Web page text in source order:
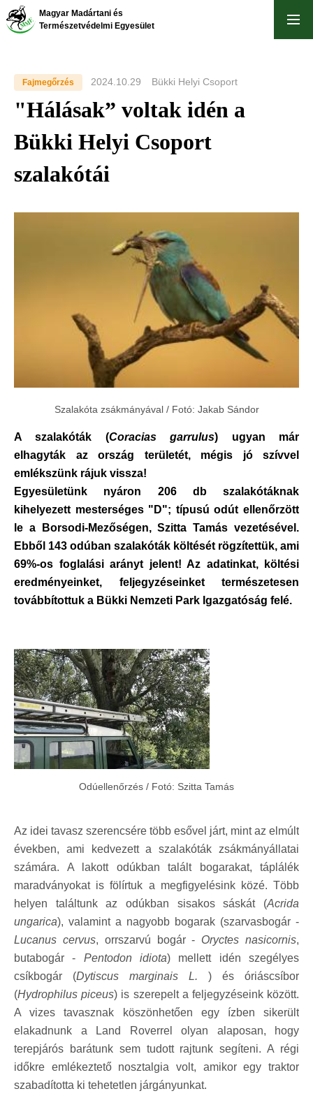
Ugrás
Magyar Madártani és
Természetvédelmi Egyesület
Fajmegőrzés 2024.10.29 Bükki Helyi Csoport
"Hálásak” voltak idén a
Bükki Helyi Csoport
szalakótái
Szalakóta zsákmányával / Fotó: Jakab Sándor
A szalakóták (Coracias garrulus) ugyan már
elhagyták az ország területét, mégis jó szívvel
emlékszünk rájuk vissza!
Egyesületünk nyáron 206 db szalakótáknak
kihelyezett mesterséges "D"; típusú odút ellenőrzött
le a Borsodi-Mezőségen, Szitta Tamás vezetésével.
Ebből 143 odúban szalakóták költését rögzítettük, ami
69%-os foglalási arányt jelent! Az adatinkat, költési
eredményeinket, feljegyzéseinket természetesen
továbbítottuk a Bükki Nemzeti Park Igazgatóság felé.
Odúellenőrzés / Fotó: Szitta Tamás
Az idei tavasz szerencsére több esővel járt, mint az elmúlt
években, ami kedvezett a szalakóták zsákmányállatai
számára. A lakott odúkban talált bogarakat, táplálék
maradványokat is fölírtuk a megfigyelésink közé. Több
helyen találtunk az odúkban sisakos sáskát (Acrida
ungarica), valamint a nagyobb bogarak (szarvasbogár -
Lucanus cervus, orrszarvú bogár - Oryctes nasicornis,
butabogár - Pentodon idiota) mellett idén szegélyes
csíkbogár (Dytiscus marginais L. ) és óriáscsíbor
(Hydrophilus piceus) is szerepelt a feljegyzéseink között.
A vizes tavasznak köszönhetően egy ízben sikerült
elakadnunk a Land Roverrel olyan alaposan, hogy
terepjárós barátunk sem tudott rajtunk segíteni. A régi
időkre emlékeztető nosztalgia volt, amikor egy traktor
szabadította ki tehetetlen járgányunkat.